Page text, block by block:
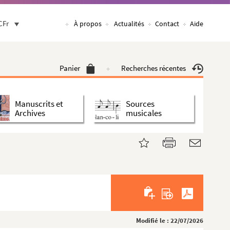
À propos Actualités Contact Aide
Panier Recherches récentes
Manuscrits et
Archives
Sources
musicales
Modifié le : 22/07/2026